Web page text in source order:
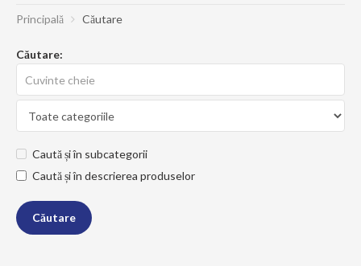
Principală Căutare
Căutare:
Caută și în subcategorii
Caută și în descrierea produselor